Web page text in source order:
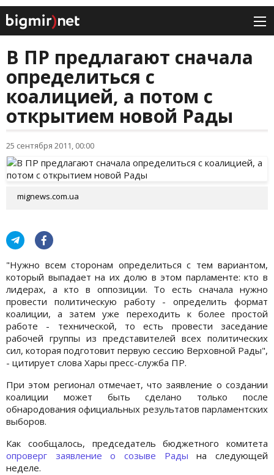
В ПР предлагают сначала
определиться с
коалицией, а потом с
открытием новой Рады
25 сентября 2011, 00:00
mignews.com.ua
"Нужно всем сторонам определиться с тем вариантом,
который выпадает на их долю в этом парламенте: кто в
лидерах, а кто в оппозиции. То есть сначала нужно
провести политическую работу - определить формат
коалиции, а затем уже переходить к более простой
работе - технической, то есть провести заседание
рабочей группы из представителей всех политических
сил, которая подготовит первую сессию Верховной Рады",
- цитирует слова Хары пресс-служба ПР.
При этом регионал отмечает, что заявление о создании
коалиции может быть сделано только после
обнародования официальных результатов парламентских
выборов.
Как сообщалось, председатель бюджетного комитета
опроверг заявление о созыве Радына следующей
неделе.